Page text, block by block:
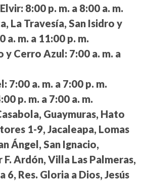
8:00 p. m. a 8:00 a. m.
La Travesía, San Isidro y
a. m. a 11:00 p. m.
y Cerro Azul: 7:00 a. m. a
7:00 a. m. a 7:00 p. m.
p. m. a 7:00 a. m.
Guaymuras, Hato
1-9, Jacaleapa, Lomas
Ángel, San Ignacio,
Ardón, Villa Las Palmeras,
6, Res. Gloria a Dios, Jesús